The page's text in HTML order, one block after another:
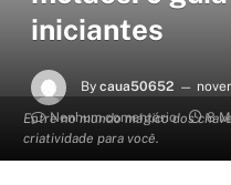
Entre no mundo mágico dos
criatividade para você.
iniciantes
By caua50652
Nenhum comentário
8